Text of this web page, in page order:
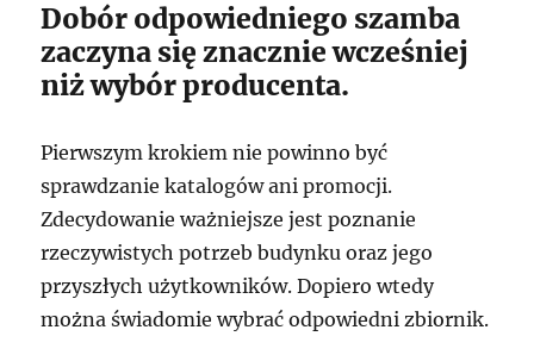
Dobór odpowiedniego szamba
zaczyna się znacznie wcześniej
niż wybór producenta.
Pierwszym krokiem nie powinno być
sprawdzanie katalogów ani promocji.
Zdecydowanie ważniejsze jest poznanie
rzeczywistych potrzeb budynku oraz jego
przyszłych użytkowników. Dopiero wtedy
można świadomie wybrać odpowiedni zbiornik.